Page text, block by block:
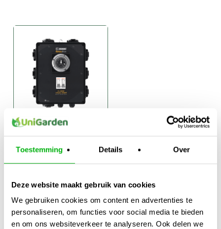
Toestemming Details Over
Deze website maakt gebruik van cookies
We gebruiken cookies om content en advertenties te
personaliseren, om functies voor social media te bieden
en om ons websiteverkeer te analyseren. Ook delen we
Cli-Mate VOI-
Box
€114,95-
€114,95
tot
€139,95